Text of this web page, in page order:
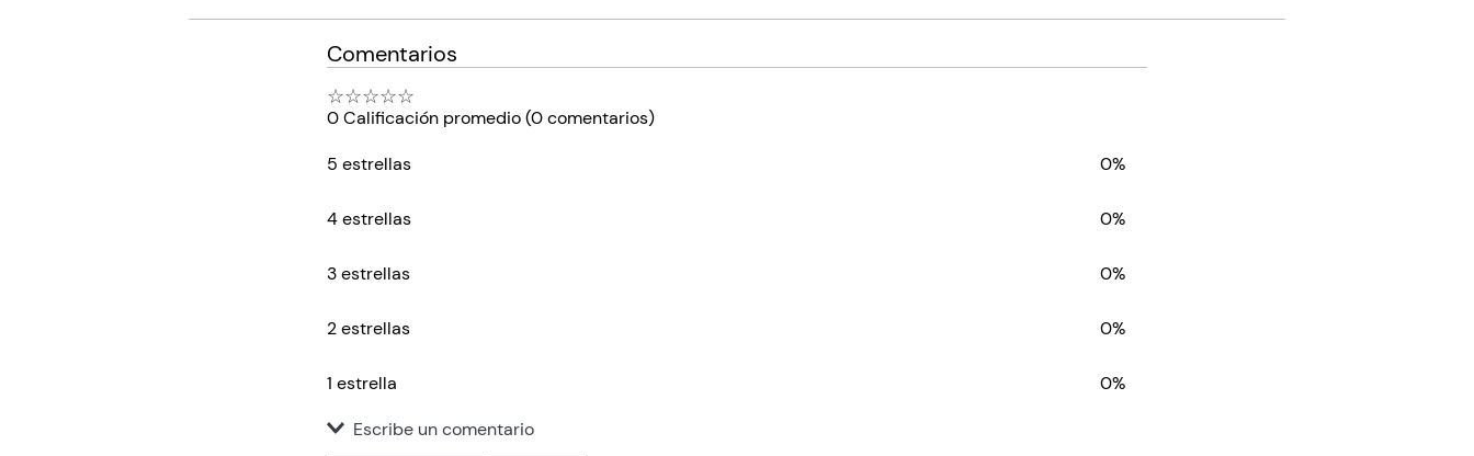
Comentarios
☆☆☆☆☆
0 Calificación promedio(0 comentarios)
5 estrellas
0%
4 estrellas 0%
3 estrellas 0%
2 estrellas 0%
1 estrella
0%
Escribe un comentario